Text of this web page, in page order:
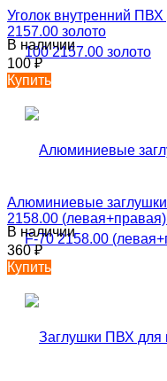
Уголок внутренний
2157.00 золото
В наличии
100₽
Купить
Алюминиевые
2158.00
В наличии
360₽
Купить